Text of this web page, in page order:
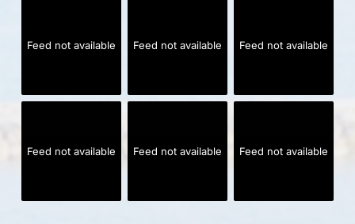
Feed not available Feed not available Feed not available
Feed not available Feed not available Feed not available